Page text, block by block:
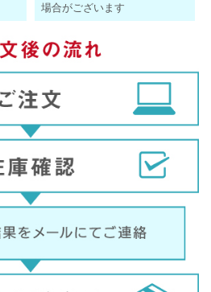
場合がございます